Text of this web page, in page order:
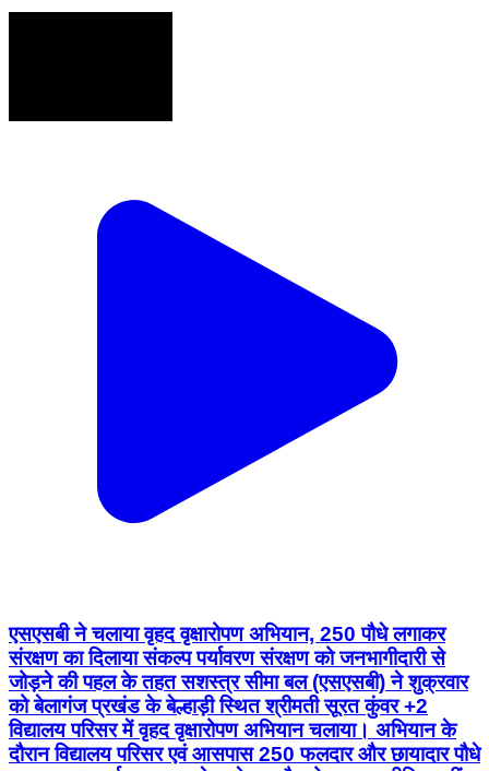
एसएसबी ने चलाया वृहद वृक्षारोपण अभियान, 250 पौधे लगाकर
संरक्षण का दिलाया संकल्प पर्यावरण संरक्षण को जनभागीदारी से
जोड़ने की पहल के तहत सशस्त्र सीमा बल (एसएसबी) ने शुक्रवार
को बेलागंज प्रखंड के बेल्हाड़ी स्थित श्रीमती सूरत कुंवर +2
विद्यालय परिसर में वृहद वृक्षारोपण अभियान चलाया। अभियान के
दौरान विद्यालय परिसर एवं आसपास 250 फलदार और छायादार पौधे